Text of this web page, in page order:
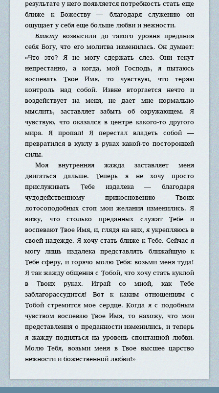
результате у него появляется потребность стать еще
ближе к Божеству — благодаря служению он
ощущает у себя еще больше любви и нежности.
Бхактувозвысили до такого уровня предания
себя Богу, что его молитва изменилась. Он думает:
«Что это? Я не могу сдержать слез. Они текут
непрестанно, а когда, мой Господь, я пытаюсь
воспевать Твое Имя, то чувствую, что теряю
контроль над собой. Извне вторгается нечто и
воздействует на меня, не дает мне нормально
мыслить, заставляет забыть об окружающем. Я
чувствую, что оказался в центре какого-то другого
мира. Я пропал! Я перестал владеть собой —
превратился в куклу в руках какой-то посторонней
силы.
Моя внутренняя жажда заставляет меня
двигаться дальше. Теперь я не хочу просто
прислуживать Тебе издалека — благодаря
чудодейственному прикосновению Твоих
лотосоподобных стоп мои желания изменились. Я
вижу, что столько преданных служат Тебе и
воспевают Твое Имя, и, глядя на них, я укрепляюсь в
своей надежде. Я хочу стать ближе к Тебе. Сейчас я
могу лишь издалека представлять ближайшую к
Тебе сферу, и горячо молю Тебя: возьми меня туда!
Я так жажду общения с Тобой, что хочу стать куклой
в Твоих руках. Играй со мной, как Тебе
заблагорассудится! Вот к каким отношениям с
Тобой стремится мое сердце. Когда я с подобным
чувством воспеваю Твое Имя, то нахожу, что мои
представления о преданности изменились, и теперь
я жажду подняться на уровень спонтанной любви.
Молю Тебя, возьми меня в Твое высшее царство
нежности и божественной любви!»